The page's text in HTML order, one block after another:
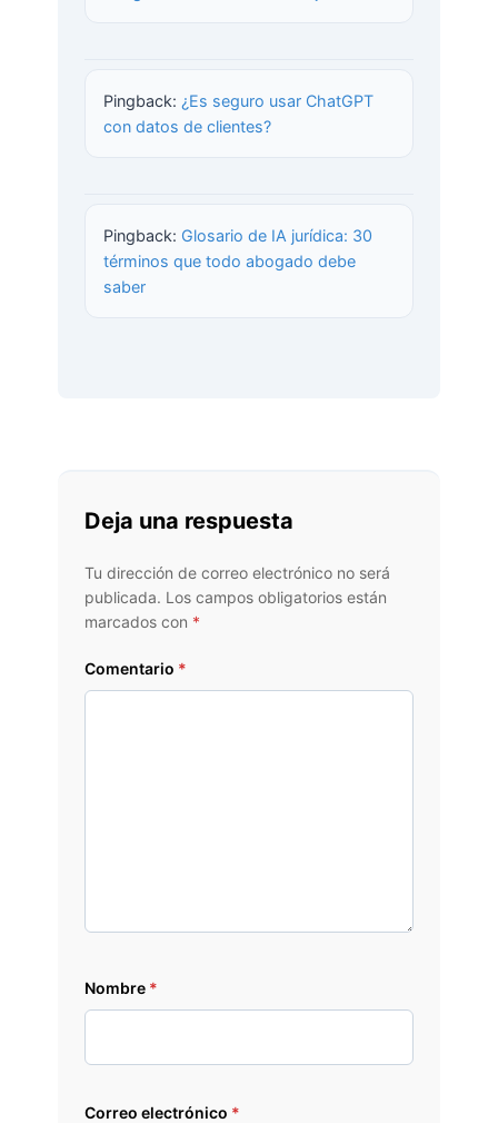
Pingback: ¿Es seguro usar ChatGPT
con datos de clientes?
Pingback: Glosario de IA jurídica: 30
términos que todo abogado debe
saber
Deja una respuesta
Tu dirección de correo electrónico no será
publicada. Los campos obligatorios están
marcados con *
Comentario *
Nombre *
Correo electrónico *